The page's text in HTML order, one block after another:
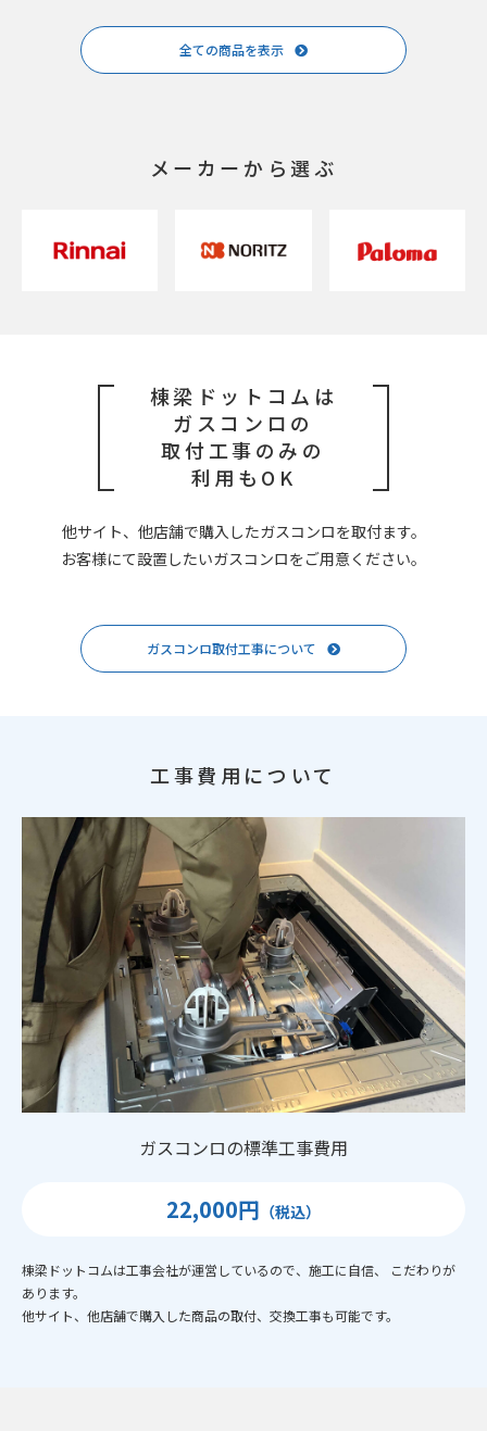
全ての商品を表示
メーカーから選ぶ
棟梁ドットコムは
ガスコンロの
取付工事のみの
利用もOK
他サイト、他店舗で購入したガスコンロを取付ます。
お客様にて設置したいガスコンロをご用意ください。
ガスコンロ取付工事について
工事費用について
ガスコンロの標準工事費用
22,000円 （税込）
棟梁ドットコムは工事会社が運営しているので、施工に自信、 こだわりが
あります。
他サイト、他店舗で購入した商品の取付、交換工事も可能です。